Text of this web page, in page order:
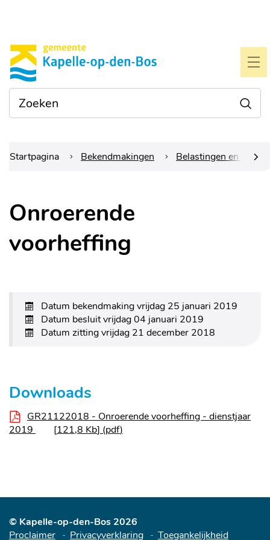
Gemeente
Kapelle-
op-
den-
Waarmee
kunnen
we je
Startpagina Bekendmakingen Belastingen en
Onroerende
voorheffing
Datum bekendmakingvrijdag 25 januari 2019
Datum besluitvrijdag 04 januari 2019
Datum zittingvrijdag 21 december 2018
Downloads
GR21122018 - Onroerende voorheffing - dienstjaar
2019
121,8 Kb pdf
© Kapelle-op-den-Bos 2026
Proclaimer
Privacyverklaring Toegankelijkheid